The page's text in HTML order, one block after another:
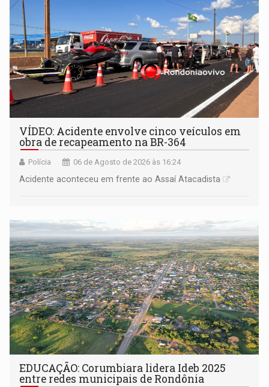
VÍDEO: Acidente envolve cinco veículos em
obra de recapeamento na BR-364
Polícia 06 de Agosto de 2026 às 16:24
Acidente aconteceu em frente ao Assaí Atacadista
EDUCAÇÃO: Corumbiara lidera Ideb 2025
entre redes municipais de Rondônia